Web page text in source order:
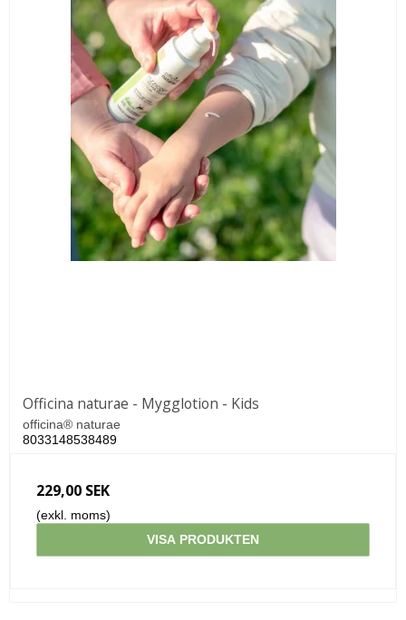
Officina naturae - Mygglotion - Kids
officina® naturae
8033148538489
229,00 SEK
(exkl. moms)
VISA PRODUKTEN